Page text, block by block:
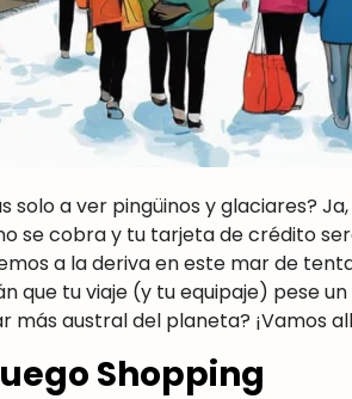
solo a ver pingüinos y glaciares?
se cobra y tu tarjeta de crédito
a la deriva en este mar de
que tu viaje (y tu equipaje) pese
más austral del planeta? ¡Vamos
Shopping